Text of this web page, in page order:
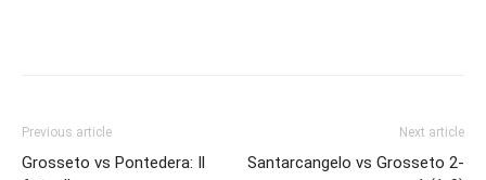
Previous article
Grosseto vs Pontedera: Il
Next article
Santarcangelo vs Grosseto 2-